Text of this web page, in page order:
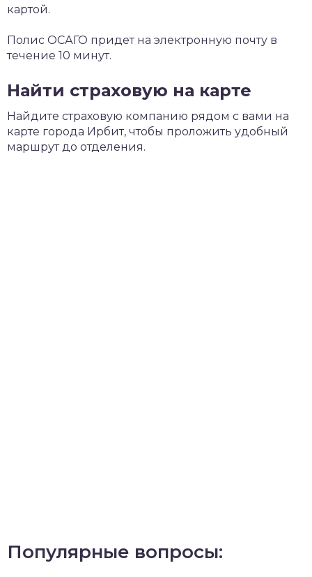
картой.
Полис ОСАГО придет на электронную почту в
течение 10 минут.
Найти страховую на карте
Найдите страховую компанию рядом с вами на
карте города Ирбит, чтобы проложить удобный
маршрут до отделения.
Популярные вопросы: